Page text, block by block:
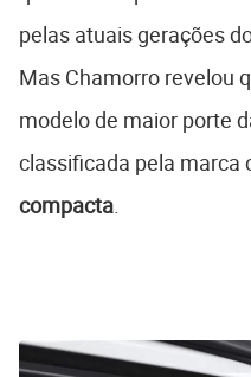
pelas atuais gerações
Mas Chamorro revelou
modelo de maior porte
classificada pela marca
compacta